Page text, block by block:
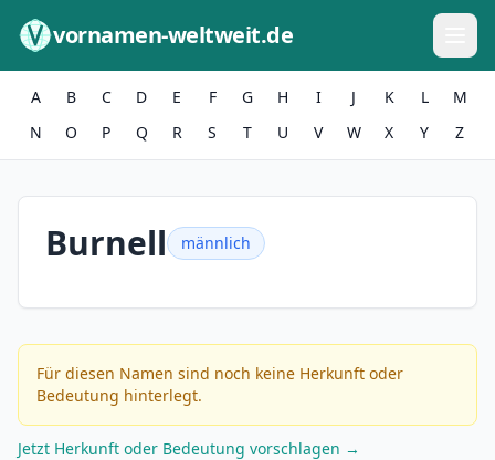
vornamen-weltweit.de
A B C D E F G H I J K L
M
N
O P Q R S T U V W X Y Z
Burnell männlich
Für diesen Namen sind noch keine Herkunft oder
Bedeutung hinterlegt.
Jetzt Herkunft oder Bedeutung vorschlagen →